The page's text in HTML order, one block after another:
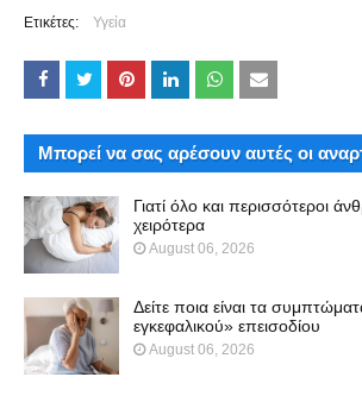
Ετικέτες: Υγεία
Μπορεί να σας αρέσουν αυτές οι
Γιατί όλο και περισσότεροι
χειρότερα
August 06, 2026
Δείτε ποια είναι τα
εγκεφαλικού» επεισοδίου
August 06, 2026